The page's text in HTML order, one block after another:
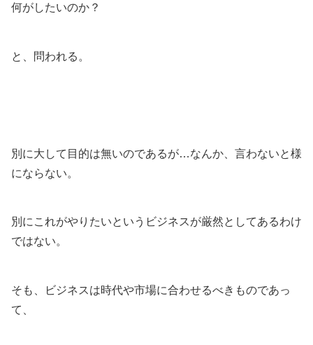
何がしたいのか？
と、問われる。
別に大して目的は無いのであるが…なんか、言わないと様
にならない。
別にこれがやりたいというビジネスが厳然としてあるわけ
ではない。
そも、ビジネスは時代や市場に合わせるべきものであっ
て、